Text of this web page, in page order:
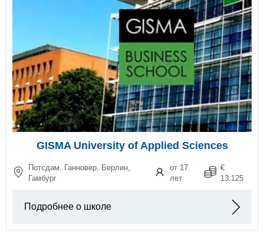
GISMA University of Applied Sciences
Потсдам, Ганновер, Берлин,
Гамбург
от 17
лет
€
13.125
Подробнее о школе